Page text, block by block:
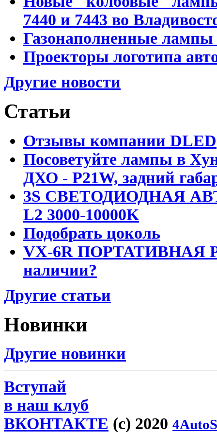
7440 и 7443 во
Газонаполненные лампы
Проекторы логотипа
Другие новости
Статьи
Отзывы компании DLED
Посоветуйте лампы в
ДХО - P21W, задний
3S СВЕТОДИОДНАЯ
L2 3000-10000K
Подобрать цоколь
VX-6R ПОРТАТИВНАЯ
наличии?
Другие статьи
Новинки
Другие новинки
Вступай
в наш клуб
ВКОНТАКТЕ (c) 2020